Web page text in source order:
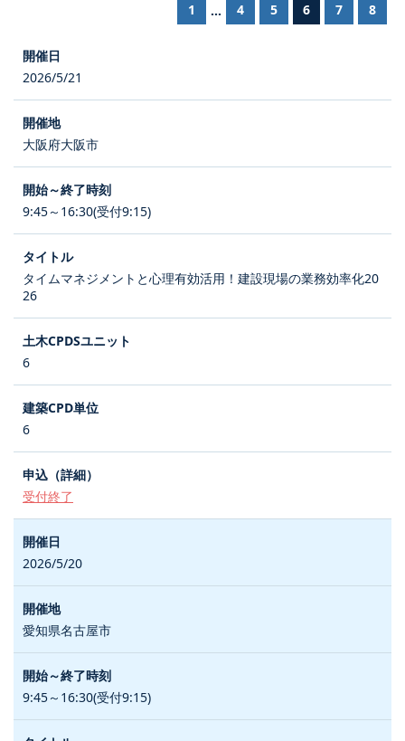
1 ... 4 5 6 7 8
2026/5/21
大阪府大阪市
9:45～16:30(受付9:15)
タイムマネジメントと心理有効活用！建設現場の業務効率化20
26
6
6
受付終了
2026/5/20
愛知県名古屋市
9:45～16:30(受付9:15)